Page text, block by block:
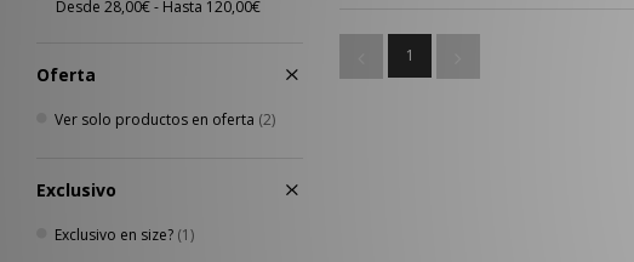
Oferta
Ver solo productos en oferta (2)
Exclusivo
Exclusivo en size? (1)
1